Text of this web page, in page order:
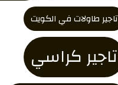
تاجير طاولات في الكويت
تاجير كراسي